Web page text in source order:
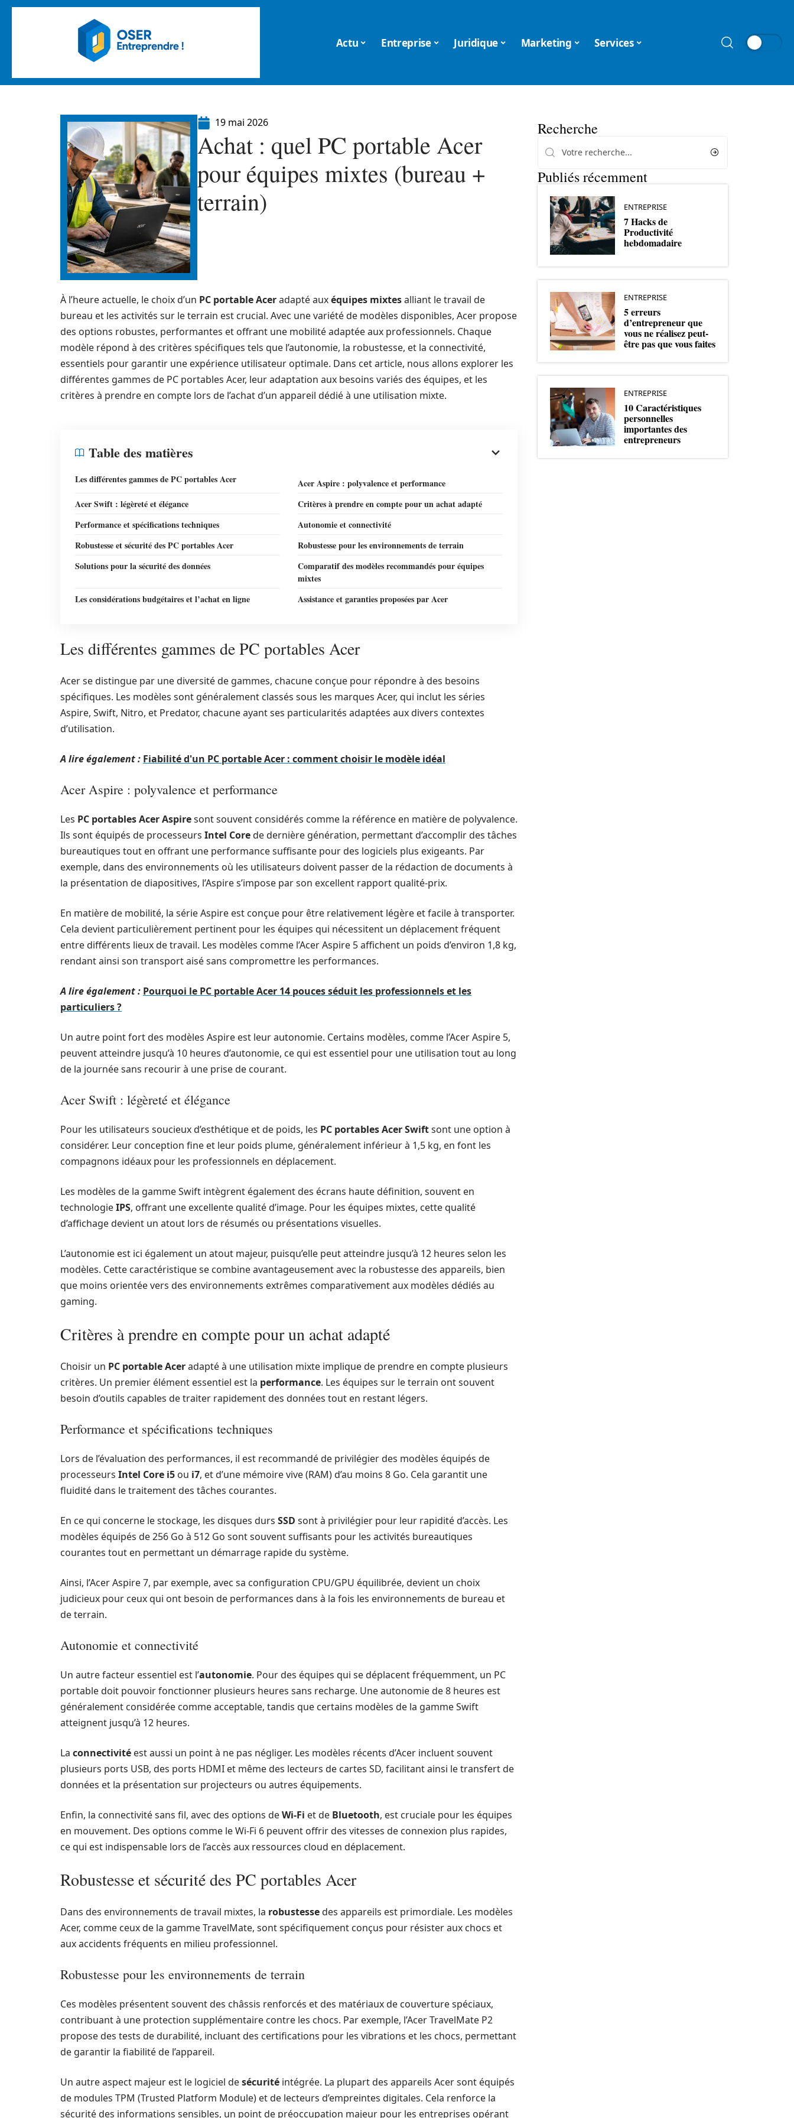
Actu Entreprise Juridique Marketing Services
19 mai 2026
Achat : quel PC portable Acer
pour équipes mixtes (bureau +
terrain)
À l’heure actuelle, le choix d’un PC portable Aceradapté auxéquipes mixtesalliant le travail de
bureau et les activités sur le terrain est crucial. Avec une variété de modèles disponibles, Acer propose
des options robustes, performantes et offrant une mobilité adaptée aux professionnels. Chaque
modèle répond à des critères spécifiques tels que l’autonomie, la robustesse, et la connectivité,
essentiels pour garantir une expérience utilisateur optimale. Dans cet article, nous allons explorer les
différentes gammes de PC portables Acer, leur adaptation aux besoins variés des équipes, et les
critères à prendre en compte lors de l’achat d’un appareil dédié à une utilisation mixte.
Table des matières
Les différentes gammes de PC portables Acer
Acer Aspire : polyvalence et performance
Acer Swift : légèreté et élégance
Critères à prendre en compte pour un achat adapté
Performance et spécifications techniques
Autonomie et connectivité
Robustesse et sécurité des PC portables Acer
Robustesse pour les environnements de terrain
Solutions pour la sécurité des données
Comparatif des modèles recommandés pour équipes
mixtes
Les considérations budgétaires et l’achat en ligne
Assistance et garanties proposées par Acer
Les différentes gammes de PC portables Acer
Acer se distingue par une diversité de gammes, chacune conçue pour répondre à des besoins
spécifiques. Les modèles sont généralement classés sous les marques Acer, qui inclut les séries
Aspire, Swift, Nitro, et Predator, chacune ayant ses particularités adaptées aux divers contextes
d’utilisation.
A lire également : Fiabilité d'un PC portable Acer : comment choisir le modèle idéal
Acer Aspire : polyvalence et performance
Les PC portables Acer Aspiresont souvent considérés comme la référence en matière de polyvalence.
Ils sont équipés de processeurs Intel Corede dernière génération, permettant d’accomplir des tâches
bureautiques tout en offrant une performance suffisante pour des logiciels plus exigeants. Par
exemple, dans des environnements où les utilisateurs doivent passer de la rédaction de documents à
la présentation de diapositives, l’Aspire s’impose par son excellent rapport qualité-prix.
En matière de mobilité, la série Aspire est conçue pour être relativement légère et facile à transporter.
Cela devient particulièrement pertinent pour les équipes qui nécessitent un déplacement fréquent
entre différents lieux de travail. Les modèles comme l’Acer Aspire 5 affichent un poids d’environ 1,8 kg,
rendant ainsi son transport aisé sans compromettre les performances.
A lire également : Pourquoi le PC portable Acer 14 pouces séduit les professionnels et les
particuliers ?
Un autre point fort des modèles Aspire est leur autonomie. Certains modèles, comme l’Acer Aspire 5,
peuvent atteindre jusqu’à 10 heures d’autonomie, ce qui est essentiel pour une utilisation tout au long
de la journée sans recourir à une prise de courant.
Acer Swift : légèreté et élégance
Pour les utilisateurs soucieux d’esthétique et de poids, les PC portables Acer Swiftsont une option à
considérer. Leur conception fine et leur poids plume, généralement inférieur à 1,5 kg, en font les
compagnons idéaux pour les professionnels en déplacement.
Les modèles de la gamme Swift intègrent également des écrans haute définition, souvent en
technologieIPS, offrant une excellente qualité d’image. Pour les équipes mixtes, cette qualité
d’affichage devient un atout lors de résumés ou présentations visuelles.
L’autonomie est ici également un atout majeur, puisqu’elle peut atteindre jusqu’à 12 heures selon les
modèles. Cette caractéristique se combine avantageusement avec la robustesse des appareils, bien
que moins orientée vers des environnements extrêmes comparativement aux modèles dédiés au
gaming.
Critères à prendre en compte pour un achat adapté
Choisir un PC portable Aceradapté à une utilisation mixte implique de prendre en compte plusieurs
critères. Un premier élément essentiel est la performance. Les équipes sur le terrain ont souvent
besoin d’outils capables de traiter rapidement des données tout en restant légers.
Performance et spécifications techniques
Lors de l’évaluation des performances, il est recommandé de privilégier des modèles équipés de
processeurs Intel Core i5 ou i7, et d’une mémoire vive (RAM) d’au moins 8 Go. Cela garantit une
fluidité dans le traitement des tâches courantes.
En ce qui concerne le stockage, les disques durs SSD sont à privilégier pour leur rapidité d’accès. Les
modèles équipés de 256 Go à 512 Go sont souvent suffisants pour les activités bureautiques
courantes tout en permettant un démarrage rapide du système.
Ainsi, l’Acer Aspire 7, par exemple, avec sa configuration CPU/GPU équilibrée, devient un choix
judicieux pour ceux qui ont besoin de performances dans à la fois les environnements de bureau et
de terrain.
Autonomie et connectivité
Un autre facteur essentiel est l’autonomie. Pour des équipes qui se déplacent fréquemment, un PC
portable doit pouvoir fonctionner plusieurs heures sans recharge. Une autonomie de 8 heures est
généralement considérée comme acceptable, tandis que certains modèles de la gamme Swift
atteignent jusqu’à 12 heures.
La connectivité est aussi un point à ne pas négliger. Les modèles récents d’Acer incluent souvent
plusieurs ports USB, des ports HDMI et même des lecteurs de cartes SD, facilitant ainsi le transfert de
données et la présentation sur projecteurs ou autres équipements.
Enfin, la connectivité sans fil, avec des options deWi-Fi et de Bluetooth, est cruciale pour les équipes
en mouvement. Des options comme le Wi-Fi 6 peuvent offrir des vitesses de connexion plus rapides,
ce qui est indispensable lors de l’accès aux ressources cloud en déplacement.
Robustesse et sécurité des PC portables Acer
Dans des environnements de travail mixtes, la robustessedes appareils est primordiale. Les modèles
Acer, comme ceux de la gamme TravelMate, sont spécifiquement conçus pour résister aux chocs et
aux accidents fréquents en milieu professionnel.
Robustesse pour les environnements de terrain
Ces modèles présentent souvent des châssis renforcés et des matériaux de couverture spéciaux,
contribuant à une protection supplémentaire contre les chocs. Par exemple, l’Acer TravelMate P2
propose des tests de durabilité, incluant des certifications pour les vibrations et les chocs, permettant
de garantir la fiabilité de l’appareil.
Un autre aspect majeur est le logiciel desécurité intégrée. La plupart des appareils Acer sont équipés
de modules TPM (Trusted Platform Module) et de lecteurs d’empreintes digitales. Cela renforce la
sécurité des informations sensibles, un point de préoccupation majeur pour les entreprises opérant
Recherche
Publiés récemment
ENTREPRISE
7 Hacks de
Productivité
hebdomadaire
ENTREPRISE
5 erreurs
d’entrepreneur que
vous ne réalisez peut-
être pas que vous faites
ENTREPRISE
10 Caractéristiques
personnelles
importantes des
entrepreneurs